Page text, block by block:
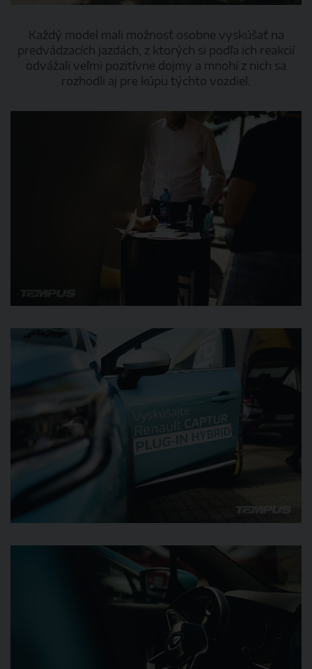
Každý model mali možnosť osobne vyskúšať na
predvádzacích jazdách, z ktorých si podľa ich reakcií
odvážali veľmi pozitívne dojmy a mnohí z nich sa
rozhodli aj pre kúpu týchto vozdiel.